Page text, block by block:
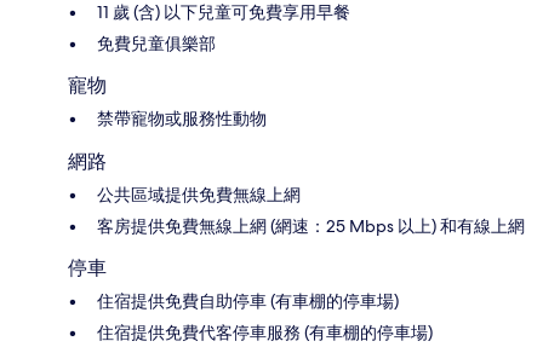
11 歲 (含) 以下兒童可免費享用早餐
免費兒童俱樂部
寵物
禁帶寵物或服務性動物
網路
公共區域提供免費無線上網
客房提供免費無線上網 (網速：25 Mbps 以上) 和有線上網
停車
住宿提供免費自助停車 (有車棚的停車場)
住宿提供免費代客停車服務 (有車棚的停車場)